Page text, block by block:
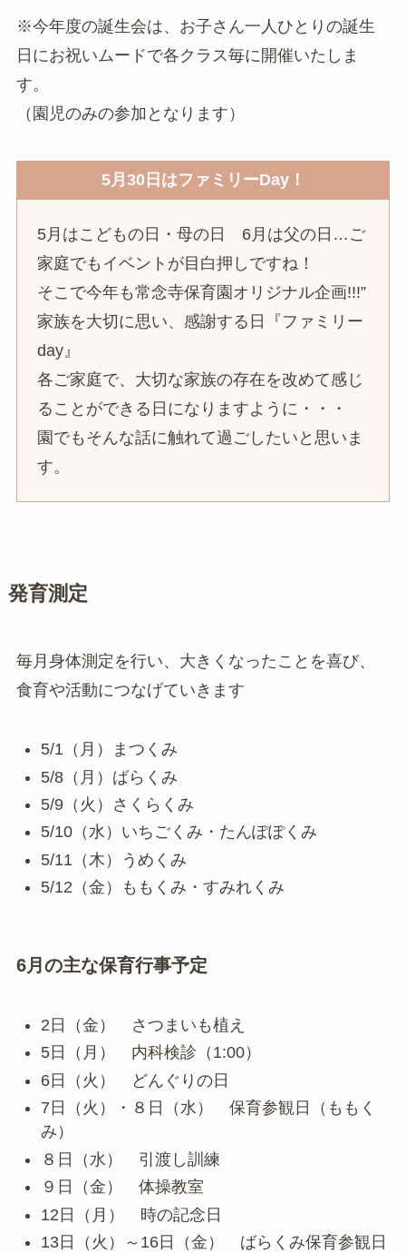
※今年度の誕生会は、お子さん一人ひとりの誕生
日にお祝いムードで各クラス毎に開催いたしま
す。
（園児のみの参加となります）
5月30日はファミリーDay！
5月はこどもの日・母の日 6月は父の日…ご
家庭でもイベントが目白押しですね！
そこで今年も常念寺保育園オリジナル企画!!!”
家族を大切に思い、感謝する日『ファミリー
day』
各ご家庭で、大切な家族の存在を改めて感じ
ることができる日になりますように・・・
園でもそんな話に触れて過ごしたいと思いま
す。
発育測定
毎月身体測定を行い、大きくなったことを喜び、
食育や活動につなげていきます
5/1（月）まつくみ
5/8（月）ばらくみ
5/9（火）さくらくみ
5/10（水）いちごくみ・たんぽぽくみ
5/11（木）うめくみ
5/12（金）ももくみ・すみれくみ
6月の主な保育行事予定
2日（金） さつまいも植え
5日（月） 内科検診（1:00）
6日（火） どんぐりの日
7日（火）・８日（水） 保育参観日（ももく
み）
８日（水） 引渡し訓練
９日（金） 体操教室
12日（月） 時の記念日
13日（火）～16日（金） ばらくみ保育参観日